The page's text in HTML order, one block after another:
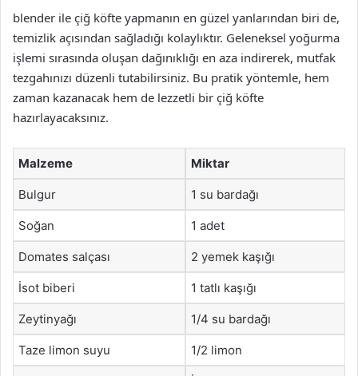
blender ile çiğ köfte yapmanın en güzel yanlarından biri de,
temizlik açısından sağladığı kolaylıktır. Geleneksel yoğurma
işlemi sırasında oluşan dağınıklığı en aza indirerek, mutfak
tezgahınızı düzenli tutabilirsiniz. Bu pratik yöntemle, hem
zaman kazanacak hem de lezzetli bir çiğ köfte
hazırlayacaksınız.
Malzeme Miktar
Bulgur 1 su bardağı
Soğan 1 adet
Domates salçası 2 yemek kaşığı
İsot biberi 1 tatlı kaşığı
Zeytinyağı 1/4 su bardağı
Taze limon suyu 1/2 limon